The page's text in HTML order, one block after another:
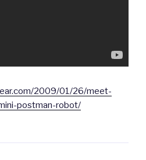
2009/01/26/meet-
postman-robot/